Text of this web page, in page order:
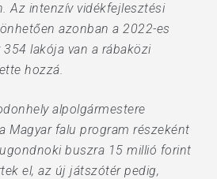
Az intenzív vidékfejlesztési
azonban a 2022-es
lakója van a rábaközi
hozzá.
alpolgármestere
Magyar falu program részeként
buszra 15 millió forint
el, az új játszótér pedig,